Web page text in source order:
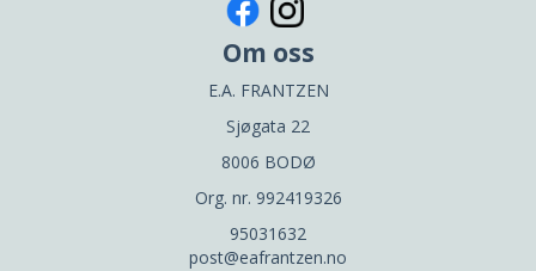
Om oss
E.A. FRANTZEN
Sjøgata 22
8006 BODØ
Org. nr. 992419326
95031632
post@eafrantzen.no